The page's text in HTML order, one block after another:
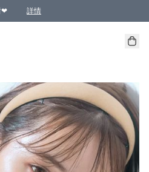
❤ 詳情
有限 售完即止
量有限 售完即止♫
件或以上85 折；買6件或以上8 折
4件HKD 260.00
4件HKD 360.00
4件HKD 180.00
4件HKD 320.00
4件或以上9 折；買6件或以上85 折；買8件
16.00；買4件或以上減HKD 32.00；買6
4件或以上9 折；買8件或以上85 折；買12
（適用於 特定的送貨方式 )